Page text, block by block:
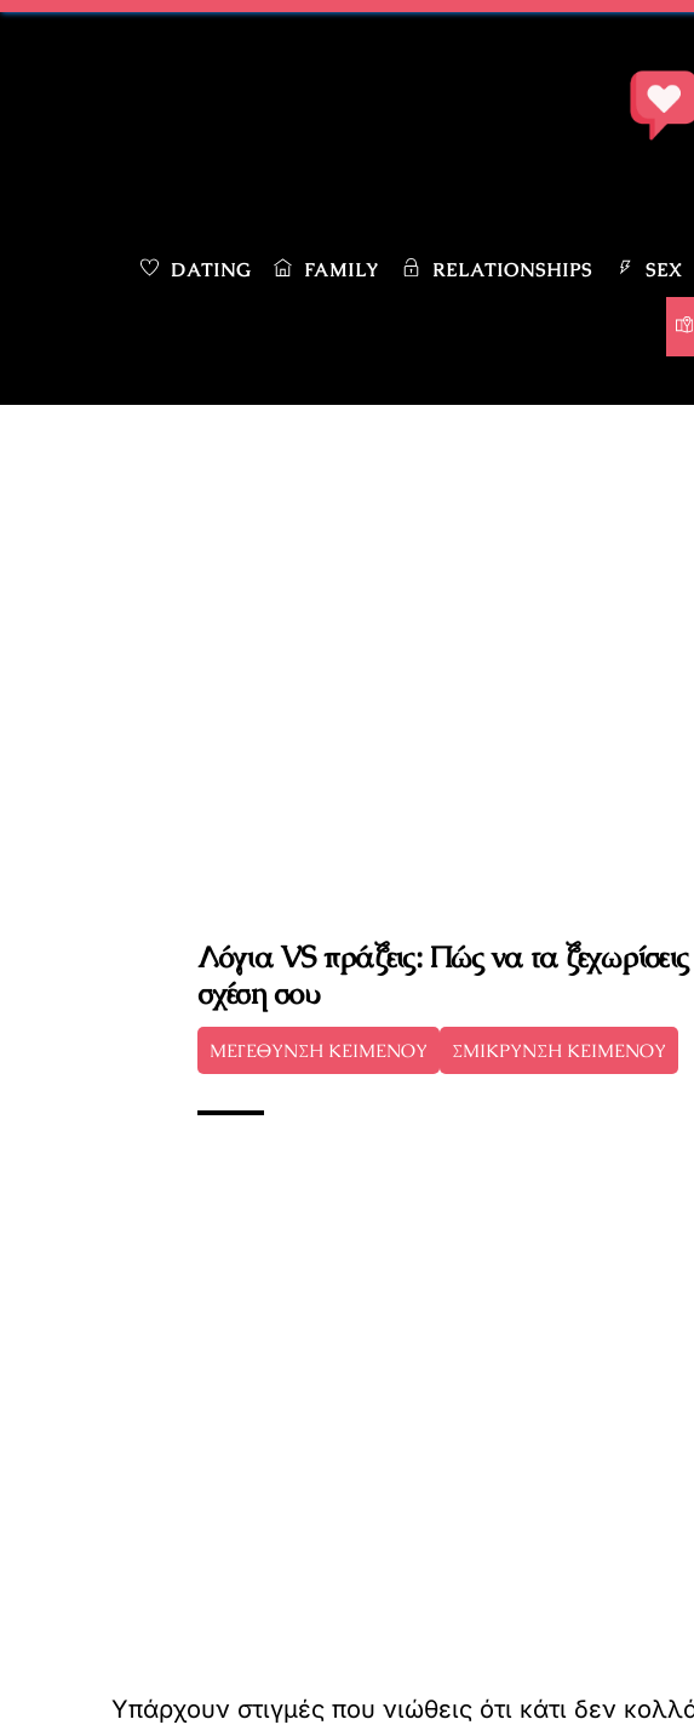
Skip
DATING FAMILY RELATIONSHIPS SEX
Λόγια VS πράξεις: Πώς να τα
σχέση σου
ΜΕΓΕΘΥΝΣΗ ΚΕΙΜΕΝΟΥ ΣΜΙΚΡΥΝΣΗ ΚΕΙΜΕΝΟΥ
Υπάρχουν στιγμές που νιώθεις ότι κάτι δεν